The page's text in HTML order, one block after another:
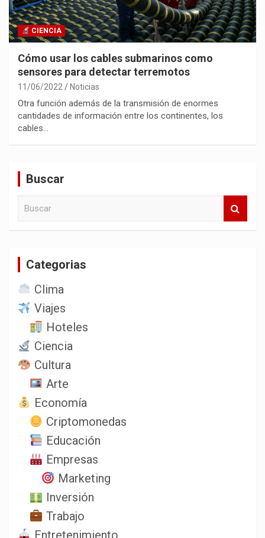
CIENCIA
Cómo usar los cables submarinos como
sensores para detectar terremotos
11/06/2022 Noticias
Otra función además de la transmisión de enormes
cantidades de información entre los continentes, los
cables…
Buscar
Categorias
Clima
Viajes
Hoteles
Ciencia
Cultura
Arte
Economía
Criptomonedas
Educación
Empresas
Marketing
Inversión
Trabajo
Entretenimiento